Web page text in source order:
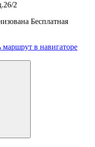
2
Бесплатная
в навигаторе